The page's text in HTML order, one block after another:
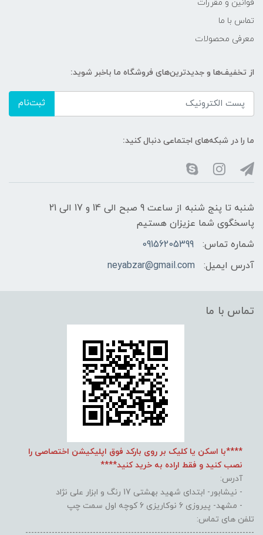
قوانین و مقررات
تماس با ما
معرفی محصولات
از تخفیف‌ها و جدیدترین‌های فروشگاه ما باخبر شوید:
ثبت‌نام
ما را در شبکه‌های اجتماعی دنبال کنید:
شنبه تا پنج شنبه از ساعت 9 صبح الی 14 و 17 الی 21
پاسخگوی شما عزیزان هستیم
شماره تماس:
09156205399
آدرس ایمیل:
neyabzar@gmail.com
تماس با ما
****با اسکن یا کلیک بر روی بارکد فوق اپلیکیشن اختصاصی را
نصب کنید و فقط اراده به خرید کنید****
آدرس:
- نیشابور- ابتدای شهید بهشتی 17 رنگ و ابزار علی نژاد
- مشهد- پیروزی 6 نوکاریزی 6 کوچه اول سمت چپ
تلفن های تماس: